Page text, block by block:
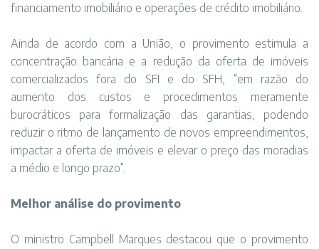
financiamento imobiliário e operações de crédito imobiliário.
Ainda de acordo com a União, o provimento estimula a
concentração bancária e a redução da oferta de imóveis
comercializados fora do SFI e do SFH, “em razão do
aumento dos custos e procedimentos meramente
burocráticos para formalização das garantias, podendo
reduzir o ritmo de lançamento de novos empreendimentos,
impactar a oferta de imóveis e elevar o preço das moradias
a médio e longo prazo”.
Melhor análise do provimento
O ministro Campbell Marques destacou que o provimento